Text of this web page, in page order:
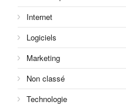
Internet
Logiciels
Marketing
Non classé
Technologie